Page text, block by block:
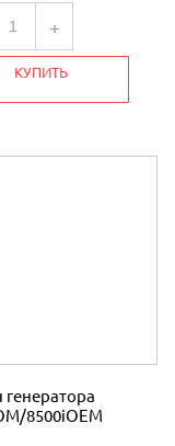
+
КУПИТЬ
8500iOEM